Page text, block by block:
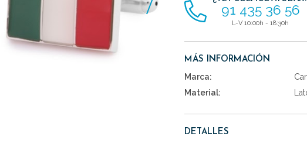
91 435 36 56
L-V 10:00h - 18:30h
MÁS INFORMACIÓN
Marca:
Material:
DETALLES